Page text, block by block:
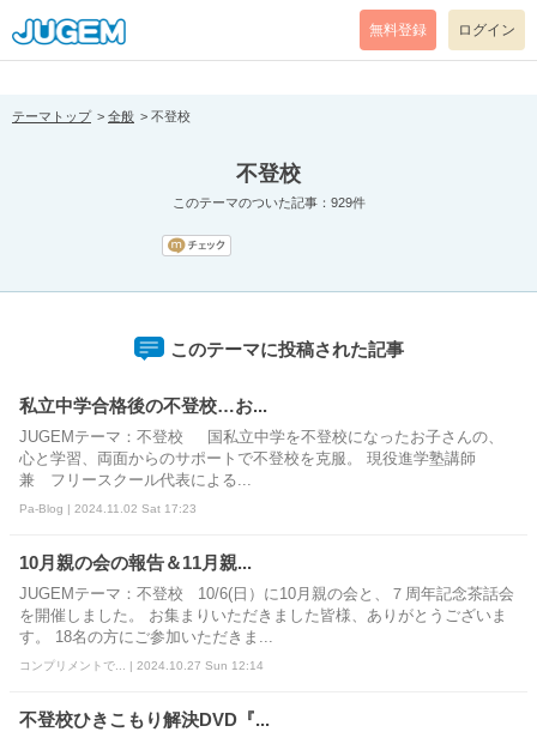
[pear_error: message="Success" code=0 mode=return level=notice
prefix="" info=""]
無料登録 ログイン
テーマトップ 全般 不登校
不登校
このテーマのついた記事：929件
このテーマに投稿された記事
私立中学合格後の不登校…お...
JUGEMテーマ：不登校 国私立中学を不登校になったお子さんの、
心と学習、両面からのサポートで不登校を克服。 現役進学塾講師
兼 フリースクール代表による...
Pa-Blog | 2024.11.02 Sat 17:23
10月親の会の報告＆11月親...
JUGEMテーマ：不登校 10/6(日）に10月親の会と、７周年記念茶話会
を開催しました。 お集まりいただきました皆様、ありがとうございま
す。 18名の方にご参加いただきま...
コンプリメントで... | 2024.10.27 Sun 12:14
不登校ひきこもり解決DVD『...